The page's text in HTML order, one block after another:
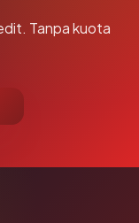
Tanpa kuota